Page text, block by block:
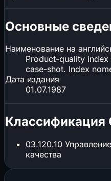
Основные
Наименование на
Product-quality
case-shot. Index
Дата издания
01.07.1987
Классификация
03.120.10
качества